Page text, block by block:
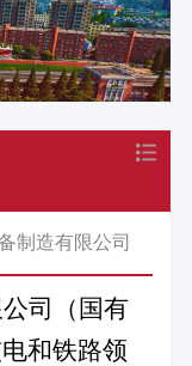
制造有限公司
司（国有
和铁路领